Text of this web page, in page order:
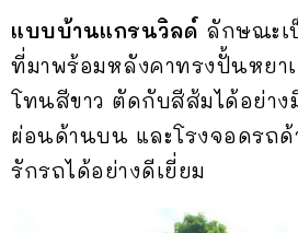
แบบบ้านแกรนวิลด์ ลักษณะ
ที่มาพร้อมหลังคาทรงปั้นหยา
โทนสีขาว ตัดกับสีส้มได้อย่าง
ผ่อนด้านบน และโรงจอดรถด้
รักรถได้อย่างดีเยี่ยม